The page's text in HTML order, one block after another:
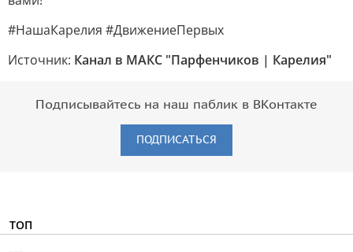
#НашаКарелия #ДвижениеПервых
Источник: Канал в МАКС "Парфенчиков | Карелия"
Подписывайтесь на наш паблик в ВКонтакте
ПОДПИСАТЬСЯ
ТОП